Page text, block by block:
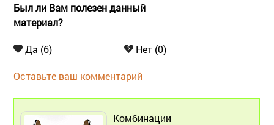
Был ли Вам полезен данный
материал?
Да (6) Нет (0)
Оставьте ваш комментарий
Комбинации